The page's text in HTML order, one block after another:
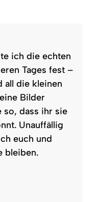
ich die echten
Tages fest –
all die kleinen
Bilder
so, dass ihr sie
Unauffällig
euch und
bleiben.